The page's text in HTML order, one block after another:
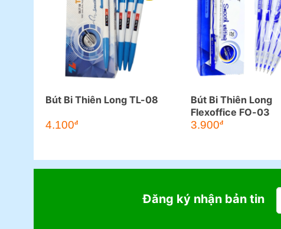
Bút Bi Thiên Long TL-08
Giá
gốc
4.100đGiá
Bút Bi Thiên Long
Flexoffice FO-03
3.900đ
Đăng ký nhận bản tin